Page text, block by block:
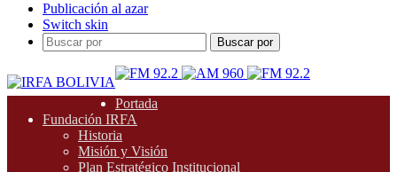
Publicación al azar
Switch skin
Buscar por
Portada
Fundación IRFA
Historia
Misión y Visión
Plan Estratégico Institucional